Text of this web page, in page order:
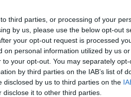
third parties, or processing of your
by us, please use the below opt-out
your opt-out request is processed
on personal information utilized by us
your opt-out. You may separately
by third parties on the IAB’s list of
disclosed by us to third parties on the
disclose it to other third parties.
kad
pasikėsinimą į
apnuodijimas